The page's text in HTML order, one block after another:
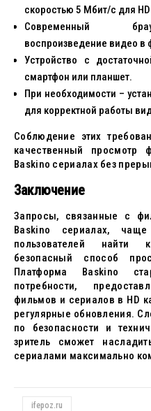
скоростью 5 Мбит/с для
Современный
воспроизведение видео в
Устройство с
смартфон или планшет.
При необходимости –
для корректной работы
Соблюдение этих
качественный просмотр
Baskino сериалах без
Заключение
Запросы, связанные с
Baskino сериалах,
пользователей найти
безопасный способ
Платформа Baskino
потребности,
фильмов и сериалов в HD
регулярные обновления.
по безопасности и
зритель сможет
сериалами максимально
ifepoz.ru